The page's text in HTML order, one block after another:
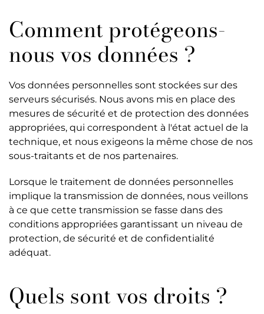
Comment protégeons-
nous vos données ?
Vos données personnelles sont stockées sur des
serveurs sécurisés. Nous avons mis en place des
mesures de sécurité et de protection des données
appropriées, qui correspondent à l'état actuel de la
technique, et nous exigeons la même chose de nos
sous-traitants et de nos partenaires.
Lorsque le traitement de données personnelles
implique la transmission de données, nous veillons
à ce que cette transmission se fasse dans des
conditions appropriées garantissant un niveau de
protection, de sécurité et de confidentialité
adéquat.
Quels sont vos droits ?